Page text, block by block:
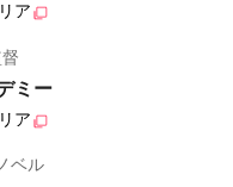
ア
ミー
ア
ベル